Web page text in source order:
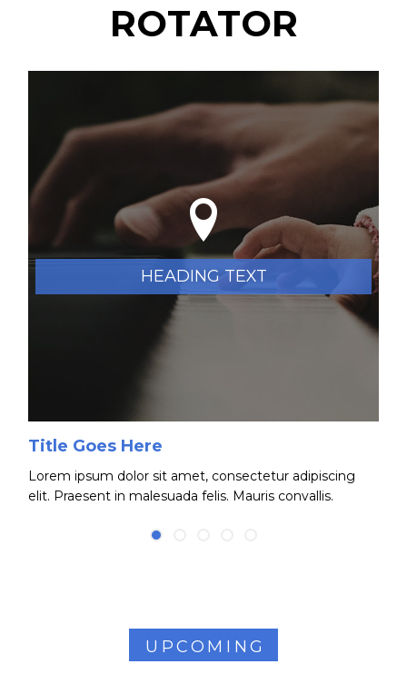
ROTATOR
HEADING TEXT
Title Goes Here
Lorem ipsum dolor sit amet, consectetur adipiscing
elit. Praesent in malesuada felis. Mauris convallis.
UPCOMING